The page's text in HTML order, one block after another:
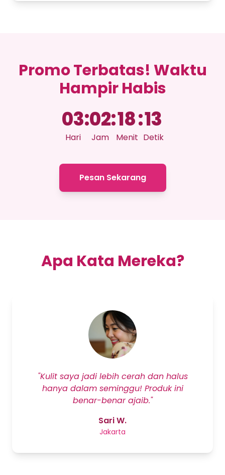
Promo Terbatas! Waktu
Hampir Habis
03
Hari
:02
Jam
:18
Menit
:13
Detik
Pesan Sekarang
Apa Kata Mereka?
"Kulit saya jadi lebih cerah dan halus
hanya dalam seminggu! Produk ini
benar-benar ajaib."
Sari W.
Jakarta